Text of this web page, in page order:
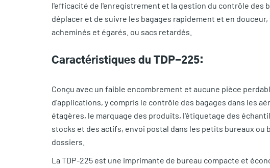
l'efficacité de l'enregistrement et la gestion du contrôle des
déplacer et de suivre les bagages rapidement et en
acheminés et égarés. ou sacs retardés.
Caractéristiques du TDP-225:
Conçu avec un faible encombrement et aucune pièce
d'applications, y compris le contrôle des bagages dans les
étagères, le marquage des produits, l'étiquetage des
stocks et des actifs, envoi postal dans les petits bureaux
dossiers.
La TDP-225 est une imprimante de bureau compacte et